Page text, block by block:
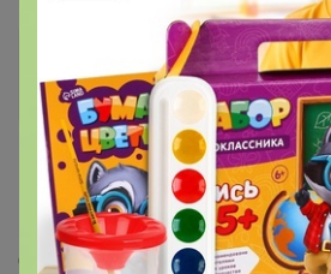
ТатьянаЧ
Магистр
10 июля, 2020 08:55
Пристрою купальник. Красивый из
Спортмастер. На 54 размер, грудь